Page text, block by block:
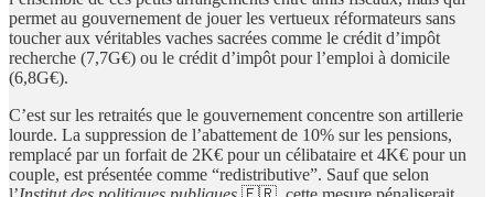
permet au gouvernement de jouer les vertueux réformateurs sans
toucher aux véritables vaches sacrées comme le crédit d’impôt
recherche (7,7G€) ou le crédit d’impôt pour l’emploi à domicile
(6,8G€).
C’est sur les retraités que le gouvernement concentre son artillerie
lourde. La suppression de l’abattement de 10% sur les pensions,
remplacé par un forfait de 2K€ pour un célibataire et 4K€ pour un
couple, est présentée comme “redistributive”. Sauf que selon